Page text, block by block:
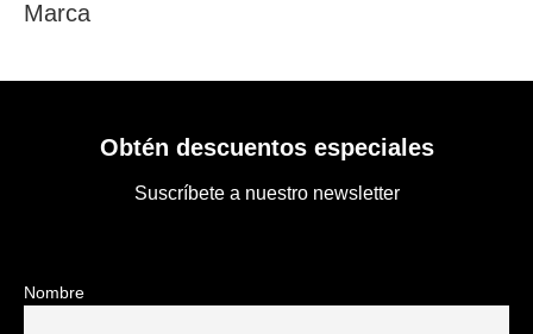
Marca
Obtén descuentos especiales
Suscríbete a nuestro newsletter
Nombre